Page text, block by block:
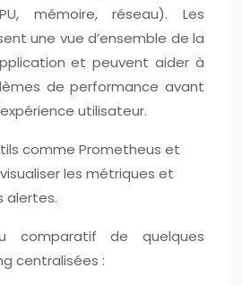
mémoire, réseau). Les
une vue d’ensemble de la
et peuvent aider à
de performance avant
utilisateur.
comme Prometheus et
les métriques et
alertes.
comparatif de quelques
centralisées :